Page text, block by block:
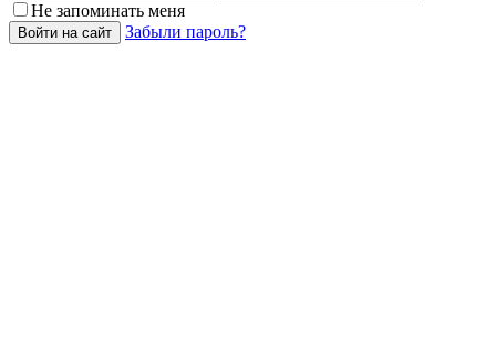
Не запоминать меня
Войти на сайт Забыли пароль?